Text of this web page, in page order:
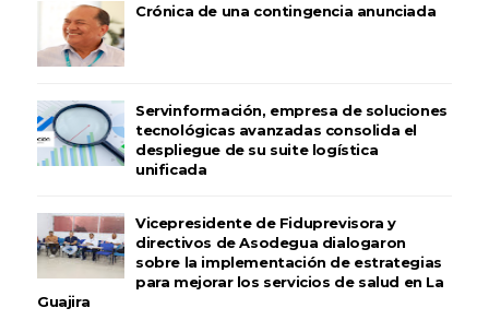
Crónica de una contingencia anunciada
Servinformación, empresa de soluciones
tecnológicas avanzadas consolida el
despliegue de su suite logística
unificada
Vicepresidente de Fiduprevisora y
directivos de Asodegua dialogaron
sobre la implementación de estrategias
para mejorar los servicios de salud en La
Guajira